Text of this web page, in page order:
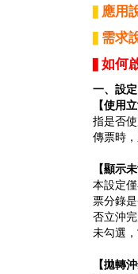
應用
需求
如何
一、設
【使用
指是否
傳票時
【顯示
本設定
票分錄
否立沖
未勾選
【拋轉